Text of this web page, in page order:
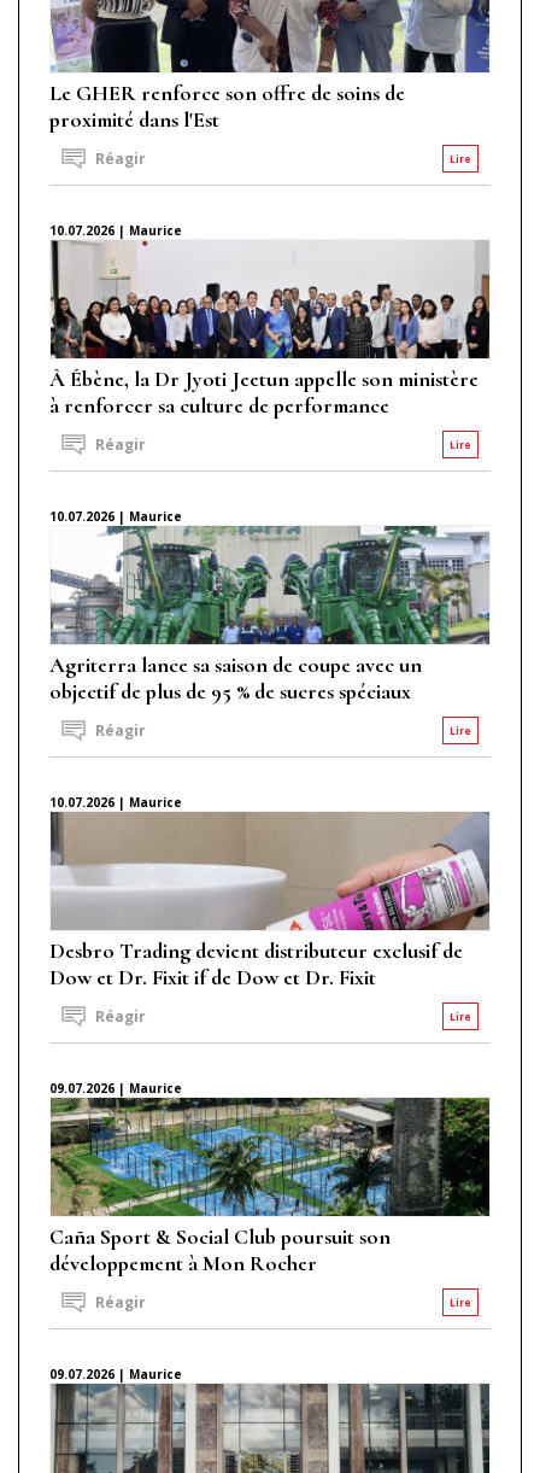
Le GHER renforce son offre de soins de
proximité dans l'Est
Lire
Réagir
10.07.2026 | Maurice
À Ébène, la Dr Jyoti Jeetun appelle son ministère
à renforcer sa culture de performance
Lire
Réagir
10.07.2026 | Maurice
Agriterra lance sa saison de coupe avec un
objectif de plus de 95 % de sucres spéciaux
Lire
Réagir
10.07.2026 | Maurice
Desbro Trading devient distributeur exclusif de
Dow et Dr. Fixit if de Dow et Dr. Fixit
Lire
Réagir
09.07.2026 | Maurice
Caña Sport & Social Club poursuit son
développement à Mon Rocher
Lire
Réagir
09.07.2026 | Maurice